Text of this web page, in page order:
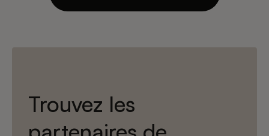
Trouvez les